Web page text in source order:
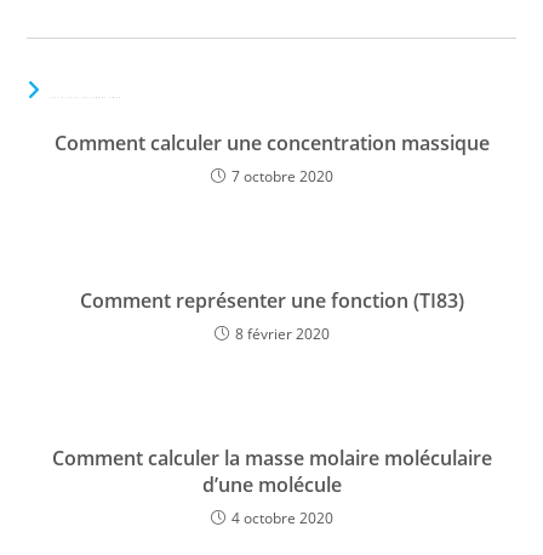
Comment calculer une concentration massique
7 octobre 2020
Comment représenter une fonction (TI83)
8 février 2020
Comment calculer la masse molaire moléculaire
d’une molécule
4 octobre 2020